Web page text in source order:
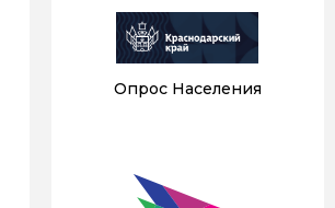
Опрос Населения